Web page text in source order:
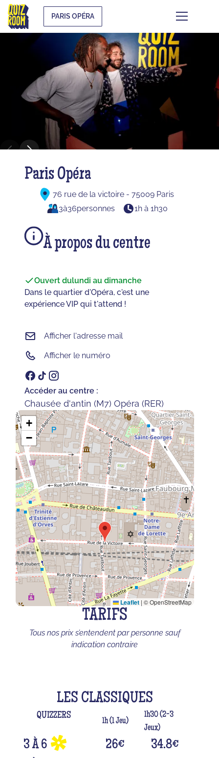
PARIS OPÉRA
Paris Opéra
76 rue de la victoire - 75009 Paris
3à36personnes 1h à 1h30
À propos du centre
Ouvert dulundi au dimanche
Dans le quartier d'Opéra, c'est une
expérience VIP qui t'attend !
Afficher l'adresse mail
Afficher le numéro
Accéder au centre :
Chausée d'antin (M7) Opéra (RER)
+
−
Leaflet | © OpenStreetMap
TARIFS
Tous nos prix s’entendent par personne sauf
indication contraire
LES CLASSIQUES
QUIZZERS
1h (1 Jeu)
1h30 (2-3
Jeux)
3 À 6 26€ 34.8€